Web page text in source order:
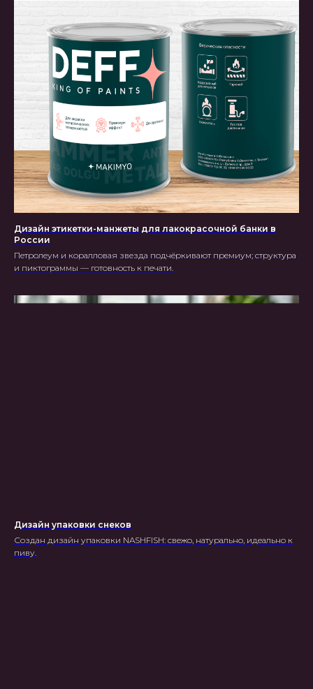
Дизайн этикетки-манжеты для лакокрасочной банки в
России
Петролеум и коралловая звезда подчёркивают премиум; структура
и пиктограммы — готовность к печати.
Дизайн упаковки снеков
Создан дизайн упаковки NASHFISH: свежо, натурально, идеально к
пиву.